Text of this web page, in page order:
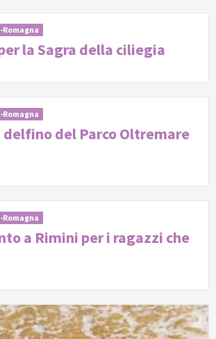
la Sagra della ciliegia
delfino del Parco Oltremare
a Rimini per i ragazzi che